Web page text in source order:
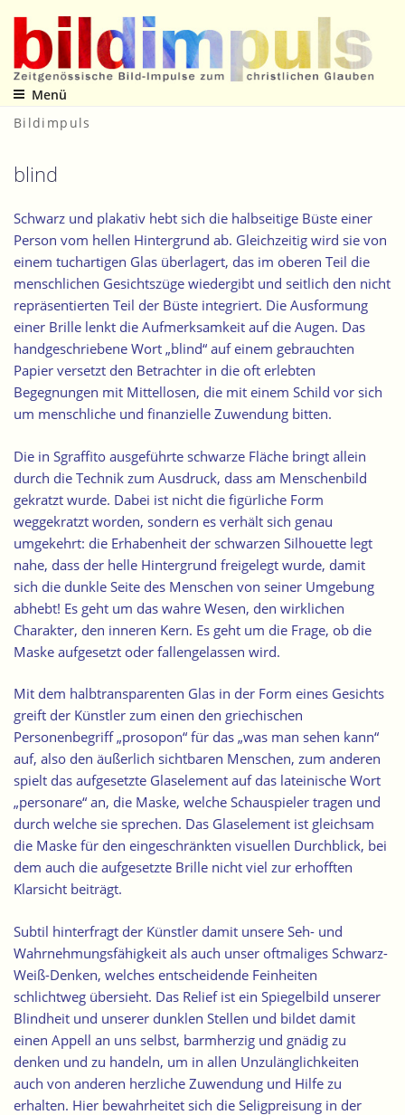
Inhalt
springen
Zeitgenössische Bild-Impulse zum christlichen Glauben
Menü
Bildimpuls
blind
Schwarz und plakativ hebt sich die halbseitige Büste einer
Person vom hellen Hintergrund ab. Gleichzeitig wird sie von
einem tuchartigen Glas überlagert, das im oberen Teil die
menschlichen Gesichtszüge wiedergibt und seitlich den nicht
repräsentierten Teil der Büste integriert. Die Ausformung
einer Brille lenkt die Aufmerksamkeit auf die Augen. Das
handgeschriebene Wort „blind“ auf einem gebrauchten
Papier versetzt den Betrachter in die oft erlebten
Begegnungen mit Mittellosen, die mit einem Schild vor sich
um menschliche und finanzielle Zuwendung bitten.
Die in Sgraffito ausgeführte schwarze Fläche bringt allein
durch die Technik zum Ausdruck, dass am Menschenbild
gekratzt wurde. Dabei ist nicht die figürliche Form
weggekratzt worden, sondern es verhält sich genau
umgekehrt: die Erhabenheit der schwarzen Silhouette legt
nahe, dass der helle Hintergrund freigelegt wurde, damit
sich die dunkle Seite des Menschen von seiner Umgebung
abhebt! Es geht um das wahre Wesen, den wirklichen
Charakter, den inneren Kern. Es geht um die Frage, ob die
Maske aufgesetzt oder fallengelassen wird.
Mit dem halbtransparenten Glas in der Form eines Gesichts
greift der Künstler zum einen den griechischen
Personenbegriff „prosopon“ für das „was man sehen kann“
auf, also den äußerlich sichtbaren Menschen, zum anderen
spielt das aufgesetzte Glaselement auf das lateinische Wort
„personare“ an, die Maske, welche Schauspieler tragen und
durch welche sie sprechen. Das Glaselement ist gleichsam
die Maske für den eingeschränkten visuellen Durchblick, bei
dem auch die aufgesetzte Brille nicht viel zur erhofften
Klarsicht beiträgt.
Subtil hinterfragt der Künstler damit unsere Seh- und
Wahrnehmungsfähigkeit als auch unser oftmaliges Schwarz-
Weiß-Denken, welches entscheidende Feinheiten
schlichtweg übersieht. Das Relief ist ein Spiegelbild unserer
Blindheit und unserer dunklen Stellen und bildet damit
einen Appell an uns selbst, barmherzig und gnädig zu
denken und zu handeln, um in allen Unzulänglichkeiten
auch von anderen herzliche Zuwendung und Hilfe zu
erhalten. Hier bewahrheitet sich die Seligpreisung in der